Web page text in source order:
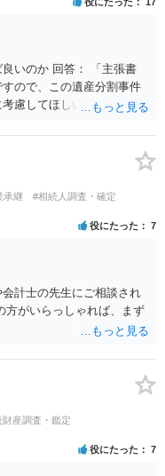
護士にご相談されてもよ
いのか 回答： 「主張書
ので、この遺産分割事件
慮してほしいと思う、亡
てほしい事情に関連して
とは別で提出できます。も
ある場合、「非開示の希
えられます。 ご質問：書
お姉さんが申立書の「申
け方に対して意見があれ
ての理由」のところに、
んと話合いが出来ない／
・お姉さん間の事情やい
ささんから見てそれは違
など書くとよいです。 そ
けど、どのように遺産を
からお金を援助してもら
方が良いと思うことは、遺
山盛り込むことだと考えま
方が、裁判所や調停委員
す)。
承継
#相続人調査・確定
役にたった 7
計士の先生にご相談され
方がいらっしゃれば、まず
財産調査・鑑定
役にたった 7